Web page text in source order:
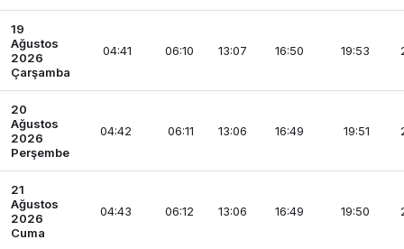
19
Ağustos
2026
Çarşamba
04:41 06:10 13:07 16:50 19:53
20
Ağustos
2026
Perşembe
04:42 06:11 13:06 16:49 19:51
21
Ağustos
2026
Cuma
04:43 06:12 13:06 16:49 19:50